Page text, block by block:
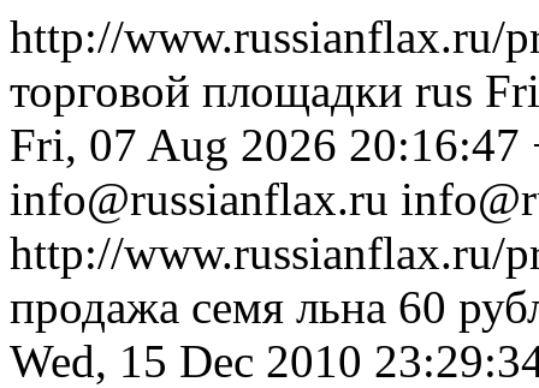
http://www.russianflax.ru/
торговой площадки rus
Fri, 07 Aug 2026 20:16:47
info@russianflax.ru
http://www.russianflax.ru/
продажа семя льна 60
Wed, 15 Dec 2010